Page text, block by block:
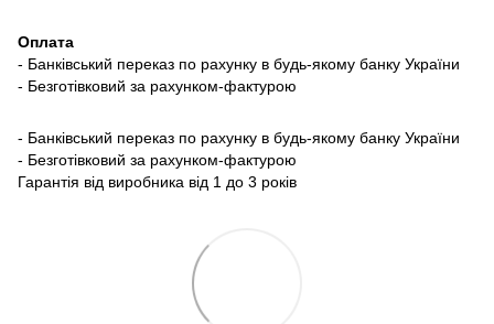
Оплата
- Банківський переказ по рахунку в будь-якому банку України
- Безготівковий за рахунком-фактурою
- Банківський переказ по рахунку в будь-якому банку України
- Безготівковий за рахунком-фактурою
Гарантія від виробника від 1 до 3 років